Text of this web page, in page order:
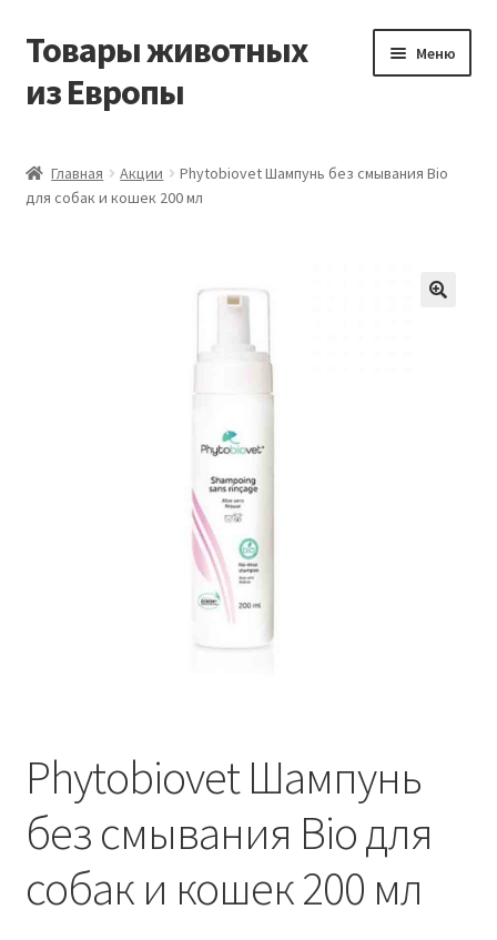
Перейти
навигации
Перейти
содержимому
Товары животных
из Европы
Меню
Виды доставки
Главная Акции
Phytobiovet Шампунь без смывания Bio
для собак и кошек 200 мл
Phytobiovet Шампунь
без смывания Bio для
собак и кошек 200 мл